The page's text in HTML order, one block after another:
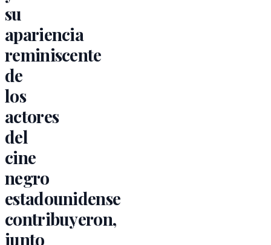
su
apariencia
reminiscente
de
los
actores
del
cine
negro
estadounidense
contribuyeron,
junto